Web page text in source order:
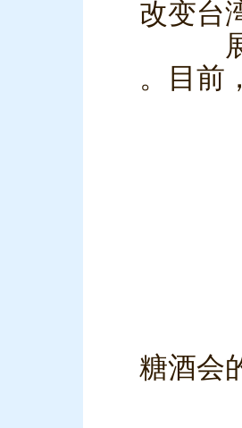
改变台
。目前
糖酒会